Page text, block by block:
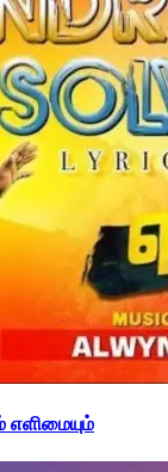
எளிமையும்